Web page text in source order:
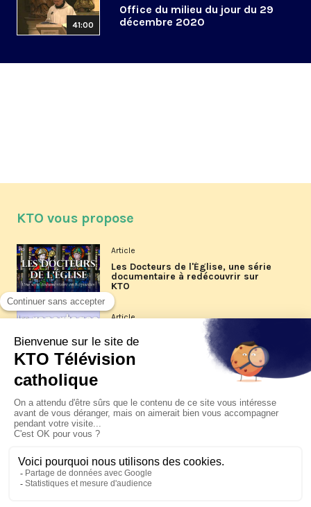
41:00
Office du milieu du jour du 29
décembre 2020
KTO vous propose
Article
Les Docteurs de l'Église, une série
documentaire à redécouvrir sur
KTO
Article
Les reportages d'été 2026 de KTO
La visite pastorale du pape Léon
XIV à Assise à suivre sur KTO le
jeudi 6 août
Le pape en Uruguay, Argentine et
Pérou du 6 au 17 novembre 2026